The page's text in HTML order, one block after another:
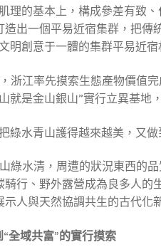
理的基本上，構成參差有致、
出一個平易近宿集群，把
明創意于一體的集群平易近宿
浙江率先摸索生態產物價值
就是金山銀山”實行立異基地
綠水青山護得越來越美，又
綠水清，周遭的狀況東西的
行、野外露營成為良多人
人與天然協調共生的古代化
全域共富”的實行摸索